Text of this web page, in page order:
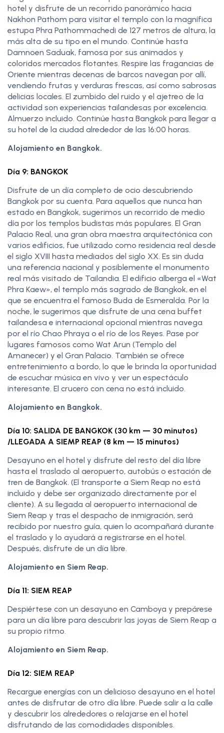
hotel y disfrute de un recorrido panorámico hacia
Nakhon Pathom para visitar el templo con la magnífica
estupa Phra Pathommachedi de 127 metros de altura, la
más alta de su tipo en el mundo. Continúe hasta
Damnoen Saduak, famosa por sus animados y
coloridos mercados flotantes. Respire las fragancias de
Oriente mientras decenas de barcos navegan por allí,
vendiendo frutas y verduras frescas, así como sabrosas
delicias locales. El zumbido del ruido y el ajetreo de la
actividad son experiencias tailandesas por excelencia.
Almuerzo incluido. Continúe hasta Bangkok para llegar a
su hotel de la ciudad alrededor de las 16:00 horas.
Alojamiento en Bangkok.
Día 9: BANGKOK
Disfrute de un día completo de ocio descubriendo
Bangkok por su cuenta. Para aquellos que nunca han
estado en Bangkok, sugerimos un recorrido de medio
día por los templos budistas más populares. El Gran
Palacio Real, una gran obra maestra arquitectónica con
varios edificios, fue utilizado como residencia real desde
el siglo XVIII hasta mediados del siglo XX. Es sin duda
una referencia nacional y posiblemente el monumento
real más visitado de Tailandia. El edificio alberga el «Wat
Phra Kaew», el templo más sagrado de Bangkok, en el
que se encuentra el famoso Buda de Esmeralda. Por la
noche, le sugerimos que disfrute de una cena buffet
tailandesa e internacional opcional mientras navega
por el río Chao Phraya o el río de los Reyes. Pase por
lugares famosos como Wat Arun (Templo del
Amanecer) y el Gran Palacio. También se ofrece
entretenimiento a bordo, lo que le brinda la oportunidad
de escuchar música en vivo y ver un espectáculo
interesante. El crucero con cena no está incluido.
Alojamiento en Bangkok.
Día 10: SALIDA DE BANGKOK (30 km — 30 minutos)
/LLEGADA A SIEMP REAP (8 km — 15 minutos)
Desayuno en el hotel y disfrute del resto del día libre
hasta el traslado al aeropuerto, autobús o estación de
tren de Bangkok. (El transporte a Siem Reap no está
incluido y debe ser organizado directamente por el
cliente). A su llegada al aeropuerto internacional de
Siem Reap y tras el despacho de inmigración, será
recibido por nuestro guía, quien lo acompañará durante
el traslado y lo ayudará a registrarse en el hotel.
Después, disfrute de un día libre.
Alojamiento en Siem Reap.
Día 11: SIEM REAP
Despiértese con un desayuno en Camboya y prepárese
para un día libre para descubrir las joyas de Siem Reap a
su propio ritmo.
Alojamiento en Siem Reap.
Día 12: SIEM REAP
Recargue energías con un delicioso desayuno en el hotel
antes de disfrutar de otro día libre. Puede salir a la calle
y descubrir los alrededores o relajarse en el hotel
disfrutando de las comodidades disponibles.